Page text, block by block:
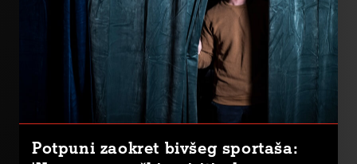
Potpuni zaokret bivšeg sportaša: